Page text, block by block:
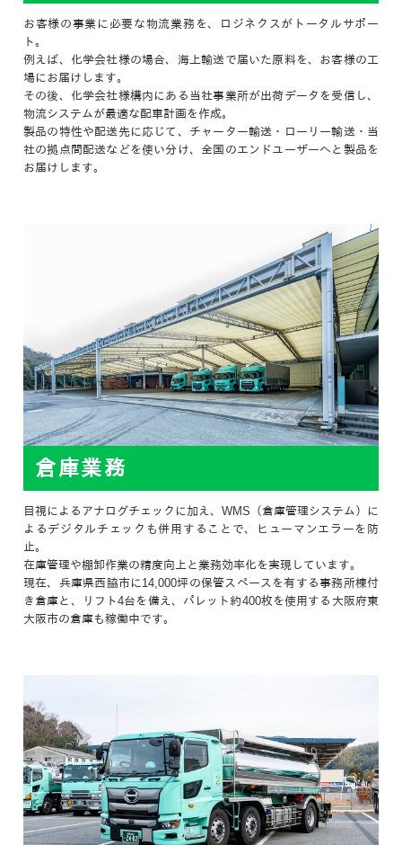
お客様の事業に必要な物流業務を、ロジネクスがトータルサポー
ト。
例えば、化学会社様の場合、海上輸送で届いた原料を、お客様の工
場にお届けします。
その後、化学会社様構内にある当社事業所が出荷データを受信し、
物流システムが最適な配車計画を作成。
製品の特性や配送先に応じて、チャーター輸送・ローリー輸送・当
社の拠点間配送などを使い分け、全国のエンドユーザーへと製品を
お届けします。
倉庫業務
目視によるアナログチェックに加え、WMS（倉庫管理システム）に
よるデジタルチェックも併用することで、ヒューマンエラーを防
止。
在庫管理や棚卸作業の精度向上と業務効率化を実現しています。
現在、兵庫県西脇市に14,000坪の保管スペースを有する事務所棟付
き倉庫と、リフト4台を備え、パレット約400枚を使用する大阪府東
大阪市の倉庫も稼働中です。